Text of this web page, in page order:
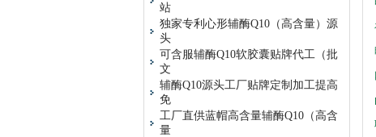
站
独家专利心形辅酶Q10（高含量）源
头
可含服辅酶Q10软胶囊贴牌代工（批
文
辅酶Q10源头工厂贴牌定制加工提高
免
工厂直供蓝帽高含量辅酶Q10（高含
量